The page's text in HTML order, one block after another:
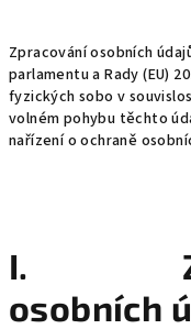
Zpracování osobních
parlamentu a Rady (EU)
fyzických sobo v
volném pohybu těchto
nařízení o ochraně
I.
osobních